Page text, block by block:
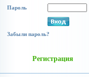
Пароль
Забыли пароль?
Регистрация